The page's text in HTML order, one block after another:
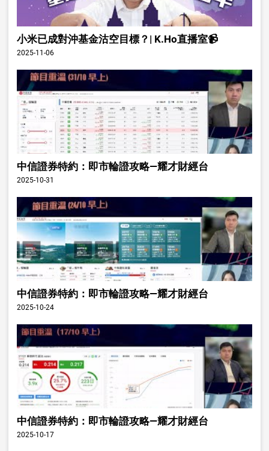
小米已成對沖基金沽空目標？| K.Ho直播室📹
2025-11-06
中信證券特約：即市輪證攻略—耀才財經台
2025-10-31
中信證券特約：即市輪證攻略—耀才財經台
2025-10-24
中信證券特約：即市輪證攻略—耀才財經台
2025-10-17